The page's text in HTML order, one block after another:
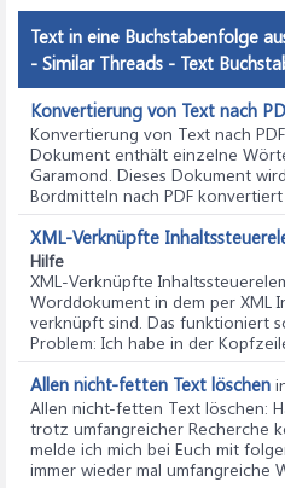
Text in eine Buchstabenfolge
- Similar Threads - Text
Konvertierung von Text nach
Konvertierung von Text nach PDF
Dokument enthält einzelne
Garamond. Dieses Dokument
Bordmitteln nach PDF
XML-Verknüpfte
Hilfe
XML-Verknüpfte
Worddokument in dem per XML
verknüpft sind. Das funktioniert
Problem: Ich habe in der
Allen nicht-fetten Text löschen
Allen nicht-fetten Text löschen:
trotz umfangreicher Recherche
melde ich mich bei Euch mit
immer wieder mal umfangreiche